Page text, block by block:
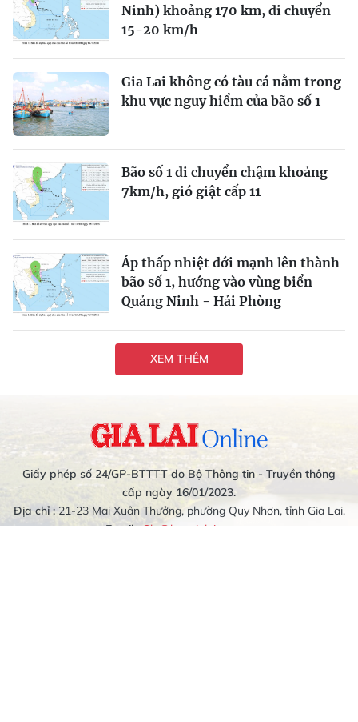
Ninh) khoảng 170 km, di chuyển
15-20 km/h
Gia Lai không có tàu cá nằm trong
khu vực nguy hiểm của bão số 1
Bão số 1 di chuyển chậm khoảng
7km/h, gió giật cấp 11
Áp thấp nhiệt đới mạnh lên thành
bão số 1, hướng vào vùng biển
Quảng Ninh - Hải Phòng
XEM THÊM
Giấy phép số 24/GP-BTTTT do Bộ Thông tin - Truyền thông
cấp ngày 16/01/2023.
Địa chỉ :21-23 Mai Xuân Thưởng, phường Quy Nhơn, tỉnh Gia Lai.
Email : Glo@baogialai.com.vn